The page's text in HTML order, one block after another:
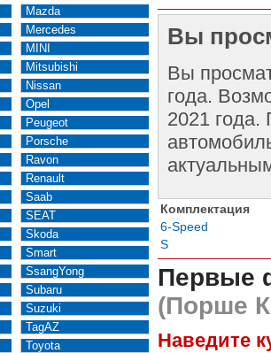
Mazda
Mercedes
MINI
Mitsubishi
Nissan
Opel
Peugeot
Porsche
Ravon
Renault
Saab
SEAT
Skoda
Smart
SsangYong
Subaru
Suzuki
TagAZ
Toyota
Вы
Вы
года.
2021 года.
Комплектация
6-Speed
S
Первые
(Порше
Наведите